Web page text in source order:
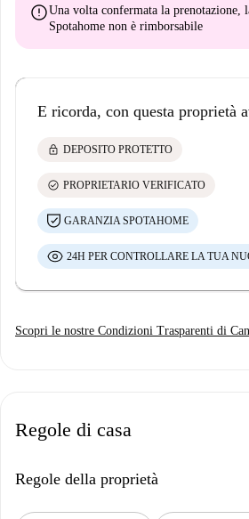
errorUna volta confermata la prenotazione,
Spotahome non è rimborsabile
E ricorda, con questa proprietà
lock DEPOSITO PROTETTO
check_circle PROPRIETARIO VERIFICATO
GARANZIA SPOTAHOME
24H PER CONTROLLARE LA TUA
Scopri le nostre Condizioni Trasparenti di
Regole di casa
Regole della proprietà